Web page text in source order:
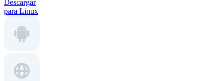
Descargar
para Linux